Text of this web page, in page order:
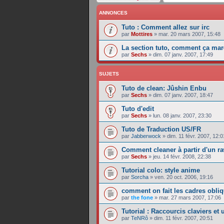
ANNONCES
Tuto : Comment allez sur irc
par Mottires » mar. 20 mars 2007, 15:48
La section tuto, comment ça
par Sechs » dim. 07 janv. 2007, 17:49
SUJETS
Tuto de clean: Jûshin Enbu
par Sechs » dim. 07 janv. 2007, 18:47
Tuto d'edit
par Sechs » lun. 08 janv. 2007, 23:30
Tuto de Traduction US/FR
par Jabberwock » dim. 11 févr. 2007,
Comment cleaner à partir d'un
par Sechs » jeu. 14 févr. 2008, 22:38
Tutorial colo: style anime
par Sorcha » ven. 20 oct. 2006, 19:16
comment on fait les cadres
par the fone » mar. 27 mars 2007, 17:06
Tutorial : Raccourcis claviers et
par TeNRô » dim. 11 févr. 2007, 20:51